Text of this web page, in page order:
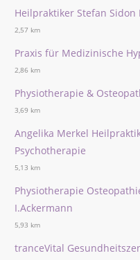
Heilpraktiker Stefan Sidon
2,57 km
Praxis für Medizinische
2,86 km
Physiotherapie &
3,69 km
Angelika Merkel
Psychotherapie
5,13 km
Physiotherapie
I.Ackermann
5,93 km
tranceVital